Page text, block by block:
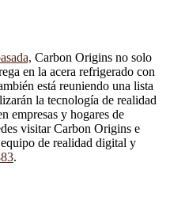
Carbon Origins no solo
en la acera refrigerado con
está reuniendo una lista
la tecnología de realidad
empresas y hogares de
visitar Carbon Origins e
de realidad digital y
.